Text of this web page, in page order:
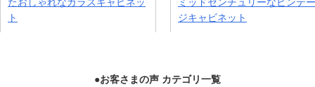
●お客さまの声 カテゴリ一覧